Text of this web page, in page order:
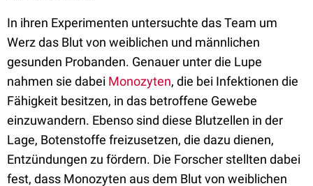
In ihren Experimenten untersuchte das Team um
Werz das Blut von weiblichen und männlichen
gesunden Probanden. Genauer unter die Lupe
nahmen sie dabei Monozyten, die bei Infektionen die
Fähigkeit besitzen, in das betroffene Gewebe
einzuwandern. Ebenso sind diese Blutzellen in der
Lage, Botenstoffe freizusetzen, die dazu dienen,
Entzündungen zu fördern. Die Forscher stellten dabei
fest, dass Monozyten aus dem Blut von weiblichen